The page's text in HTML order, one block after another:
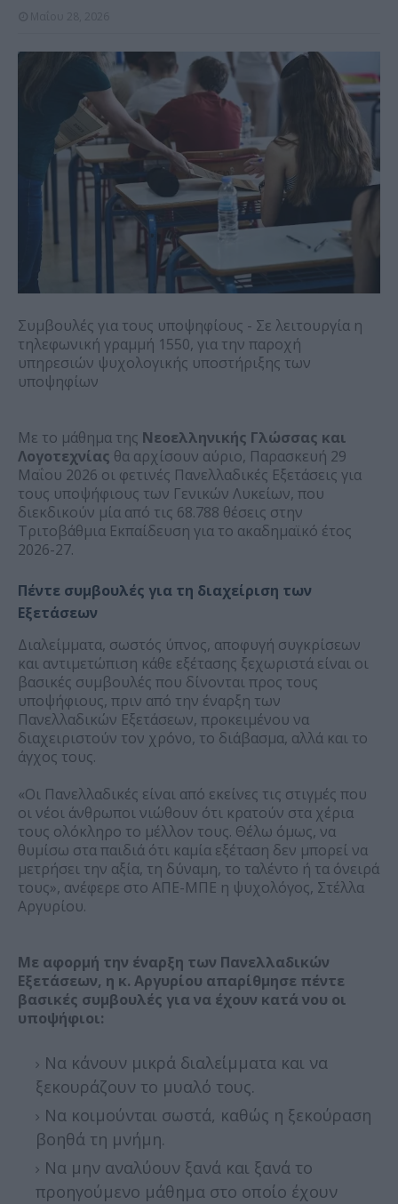
Συμβουλές για τους υποψηφίους - Σε λειτουργία η
τηλεφωνική γραμμή 1550, για την παροχή
υπηρεσιών ψυχολογικής υποστήριξης των
υποψηφίων
Με το μάθημα της Νεοελληνικής Γλώσσας και
Λογοτεχνίας θα αρχίσουν αύριο, Παρασκευή 29
Μαΐου 2026 οι φετινές Πανελλαδικές Εξετάσεις για
τους υποψήφιους των Γενικών Λυκείων, που
διεκδικούν μία από τις 68.788 θέσεις στην
Τριτοβάθμια Εκπαίδευση για το ακαδημαϊκό έτος
2026-27.
Πέντε συμβουλές για τη διαχείριση των
Εξετάσεων
Διαλείμματα, σωστός ύπνος, αποφυγή συγκρίσεων
και αντιμετώπιση κάθε εξέτασης ξεχωριστά είναι οι
βασικές συμβουλές που δίνονται προς τους
υποψήφιους, πριν από την έναρξη των
Πανελλαδικών Εξετάσεων, προκειμένου να
διαχειριστούν τον χρόνο, το διάβασμα, αλλά και το
άγχος τους.
«Οι Πανελλαδικές είναι από εκείνες τις στιγμές που
οι νέοι άνθρωποι νιώθουν ότι κρατούν στα χέρια
τους ολόκληρο το μέλλον τους. Θέλω όμως, να
θυμίσω στα παιδιά ότι καμία εξέταση δεν μπορεί να
μετρήσει την αξία, τη δύναμη, το ταλέντο ή τα όνειρά
τους», ανέφερε στο ΑΠΕ-ΜΠΕ η ψυχολόγος, Στέλλα
Αργυρίου.
Με αφορμή την έναρξη των Πανελλαδικών
Εξετάσεων, η κ. Αργυρίου απαρίθμησε πέντε
βασικές συμβουλές για να έχουν κατά νου οι
υποψήφιοι:
Να κάνουν μικρά διαλείμματα και να
ξεκουράζουν το μυαλό τους.
Να κοιμούνται σωστά, καθώς η ξεκούραση
βοηθά τη μνήμη.
Να μην αναλύουν ξανά και ξανά το
προηγούμενο μάθημα στο οποίο έχουν